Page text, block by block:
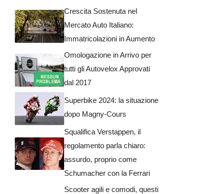
Crescita Sostenuta nel
Mercato Auto Italiano:
Immatricolazioni in Aumento
Omologazione in Arrivo per
tutti gli Autovelox Approvati
dal 2017
Superbike 2024: la situazione
dopo Magny-Cours
Squalifica Verstappen, il
regolamento parla chiaro:
assurdo, proprio come
Schumacher con la Ferrari
Scooter agili e comodi, questi